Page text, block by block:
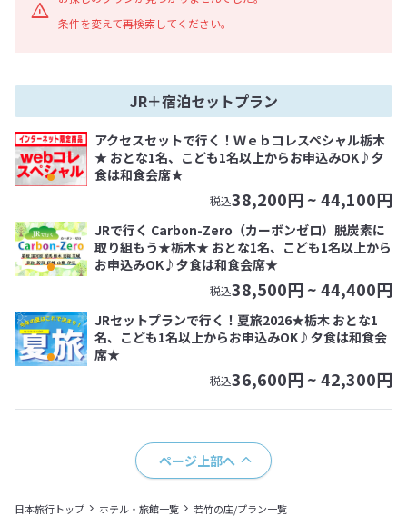
条件を変えて再検索してください。
JR＋宿泊セットプラン
アクセスセットで行く！Ｗｅｂコレスペシャル栃木
★ おとな1名、こども1名以上からお申込みOK♪夕
食は和食会席★
税込38,200円 ~44,100円
JRで行く Carbon-Zero（カーボンゼロ）脱炭素に
取り組もう★栃木★ おとな1名、こども1名以上から
お申込みOK♪夕食は和食会席★
税込38,500円 ~44,400円
JRセットプランで行く！夏旅2026★栃木 おとな1
名、こども1名以上からお申込みOK♪夕食は和食会
席★
税込36,600円 ~42,300円
ページ上部へ
日本旅行トップ ホテル・旅館一覧 若竹の庄/プラン一覧